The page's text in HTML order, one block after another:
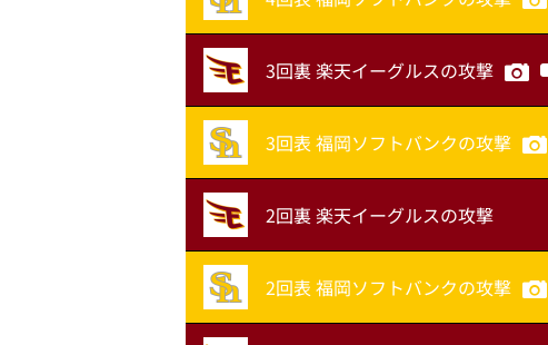
3回裏 楽天イーグルスの攻撃
3回表 福岡ソフトバンクの攻撃
2回裏 楽天イーグルスの攻撃
2回表 福岡ソフトバンクの攻撃